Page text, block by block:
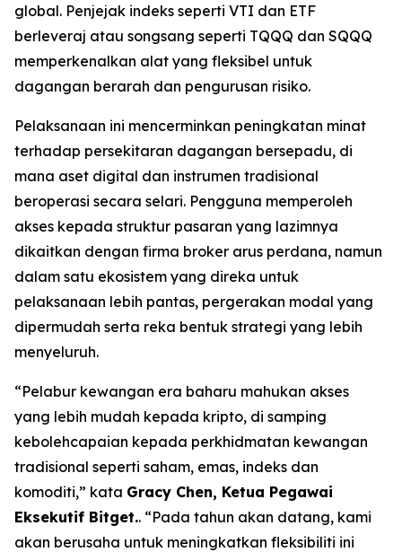
global. Penjejak indeks seperti VTI dan ETF
berleveraj atau songsang seperti TQQQ dan SQQQ
memperkenalkan alat yang fleksibel untuk
dagangan berarah dan pengurusan risiko.
Pelaksanaan ini mencerminkan peningkatan minat
terhadap persekitaran dagangan bersepadu, di
mana aset digital dan instrumen tradisional
beroperasi secara selari. Pengguna memperoleh
akses kepada struktur pasaran yang lazimnya
dikaitkan dengan firma broker arus perdana, namun
dalam satu ekosistem yang direka untuk
pelaksanaan lebih pantas, pergerakan modal yang
dipermudah serta reka bentuk strategi yang lebih
menyeluruh.
“Pelabur kewangan era baharu mahukan akses
yang lebih mudah kepada kripto, di samping
kebolehcapaian kepada perkhidmatan kewangan
tradisional seperti saham, emas, indeks dan
komoditi,” kata Gracy Chen, Ketua Pegawai
Eksekutif Bitget.. “Pada tahun akan datang, kami
akan berusaha untuk meningkatkan fleksibiliti ini